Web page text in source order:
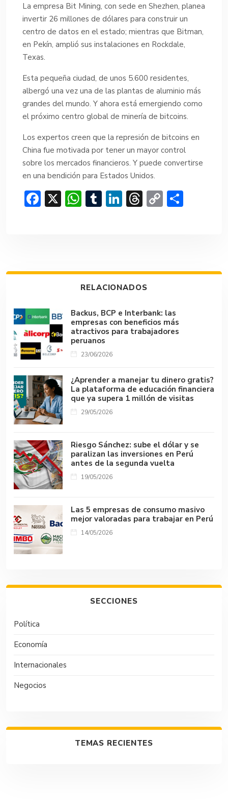
La empresa Bit Mining, con sede en Shezhen, planea
invertir 26 millones de dólares para construir un
centro de datos en el estado; mientras que Bitman,
en Pekín, amplió sus instalaciones en Rockdale,
Texas.
Esta pequeña ciudad, de unos 5.600 residentes,
albergó una vez una de las plantas de aluminio más
grandes del mundo. Y ahora está emergiendo como
el próximo centro global de minería de bitcoins.
Los expertos creen que la represión de bitcoins en
China fue motivada por tener un mayor control
sobre los mercados financieros. Y puede convertirse
en una bendición para Estados Unidos.
F
ok
X W
p
p
T Li T
s
C
n tir
RELACIONADOS
Backus, BCP e Interbank: las
empresas con beneficios más
atractivos para trabajadores
peruanos
23/06/2026
¿Aprender a manejar tu dinero gratis?
La plataforma de educación financiera
que ya supera 1 millón de visitas
29/05/2026
Riesgo Sánchez: sube el dólar y se
paralizan las inversiones en Perú
antes de la segunda vuelta
19/05/2026
Las 5 empresas de consumo masivo
mejor valoradas para trabajar en Perú
14/05/2026
SECCIONES
Política
Economía
Internacionales
Negocios
TEMAS RECIENTES